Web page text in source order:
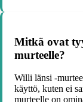
Mitkä ovat
murteelle?
Willi länsi -
käyttö, kuten ei
murteelle on